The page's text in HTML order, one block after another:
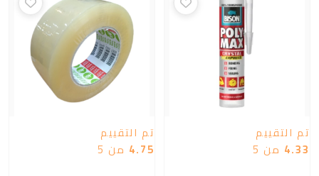
تم التقييم
4.33 من 5
تم التقييم
4.75 من 5